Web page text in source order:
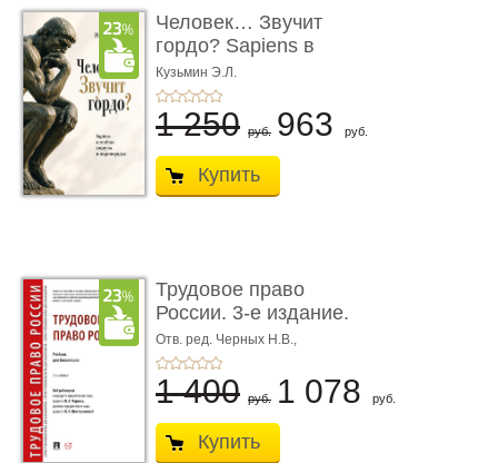
Человек… Звучит
гордо? Sapiens в
тенётах социума � ...
Кузьмин Э.Л.
1 250 руб. 963 руб.
Купить
Трудовое право
России. 3-е издание.
Учебник для ...
Отв. ред. Черных Н.В.,
Шестерякова И.В.
1 400 руб. 1 078 руб.
Купить